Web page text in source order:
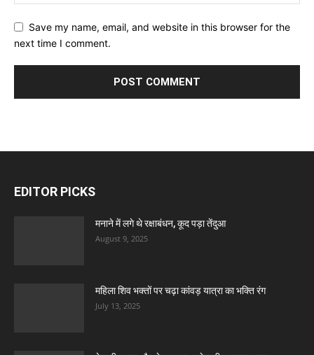
Save my name, email, and website in this browser for the
next time I comment.
EDITOR PICKS
मनाने में लगे थे रक्षाबंधन, कूद पड़ा तेंदुआ
August 9, 2025
महिला शिव भक्तों पर चढ़ा कांवड़ यात्रा का भक्ति रंग
July 13, 2025